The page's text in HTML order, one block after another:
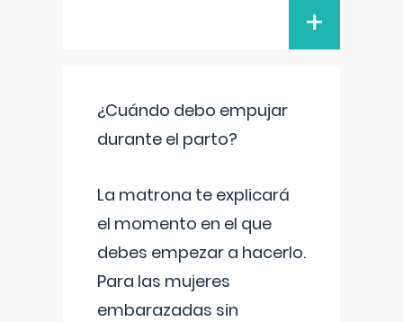
+
¿Cuándo debo empujar
durante el parto?
La matrona te explicará
el momento en el que
debes empezar a hacerlo.
Para las mujeres
embarazadas sin